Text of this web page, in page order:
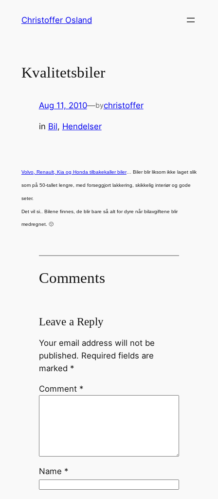
Christoffer Osland
Kvalitetsbiler
Aug 11, 2010—bychristoffer
in Bil, Hendelser
Volvo, Renault, Kia og Honda tilbakekaller biler… Biler blir liksom ikke laget slik
som på 50-tallet lengre, med forseggjort lakkering, skikkelig interiør og gode
seter.
Det vil si.. Bilene finnes, de blir bare så alt for dyre når bilavgiftene blir
medregnet. 🙁
Comments
Leave a Reply
Your email address will not be
published. Required fields are
marked *
Comment *
Name *